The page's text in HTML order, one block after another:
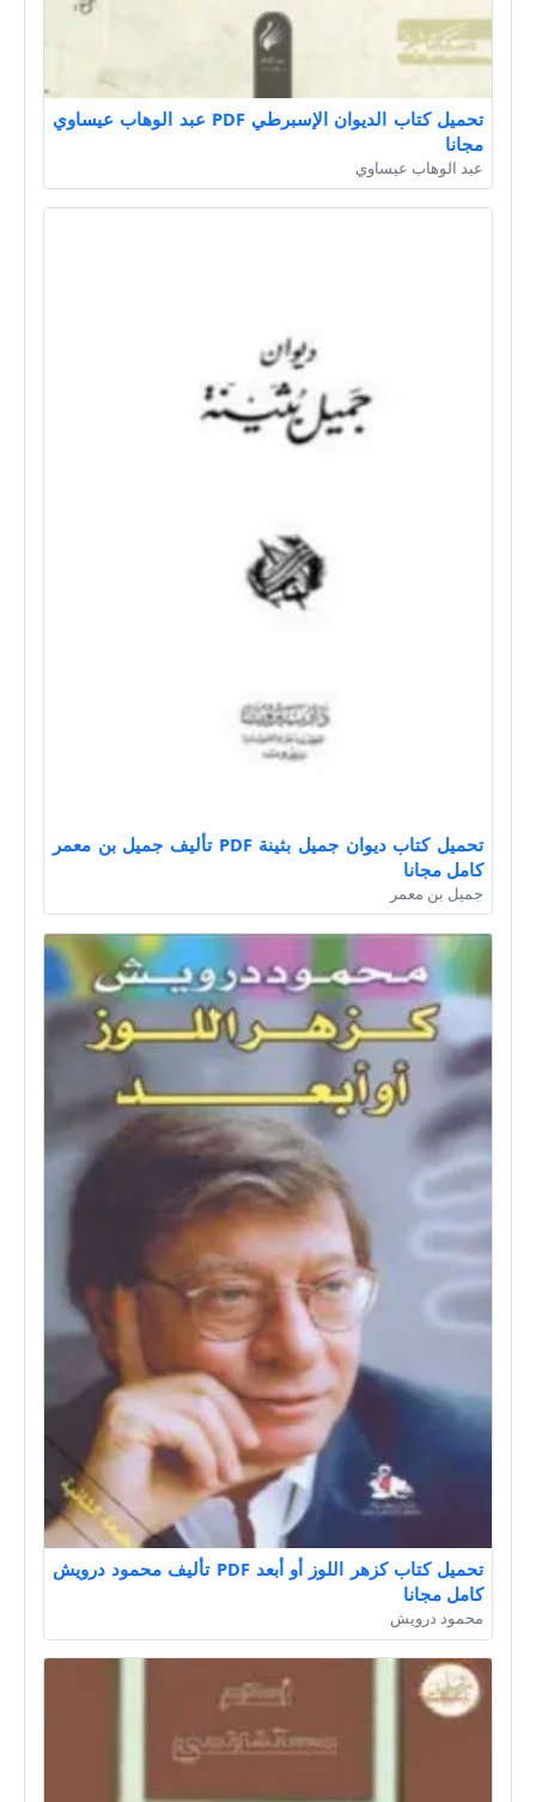
تحميل كتاب الديوان الإسبرطي PDF عبد الوهاب عيساوي
مجانا
عبد الوهاب عيساوي
تحميل كتاب ديوان جميل بثينة PDF تأليف جميل بن معمر
كامل مجانا
جميل بن معمر
تحميل كتاب كزهر اللوز أو أبعد PDF تأليف محمود درويش
كامل مجانا
محمود درويش